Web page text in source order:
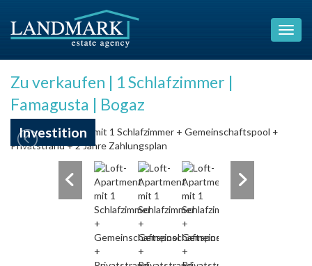
Zu verkaufen | 1 Schlafzimmer |
Famagusta | Bogaz
Investition